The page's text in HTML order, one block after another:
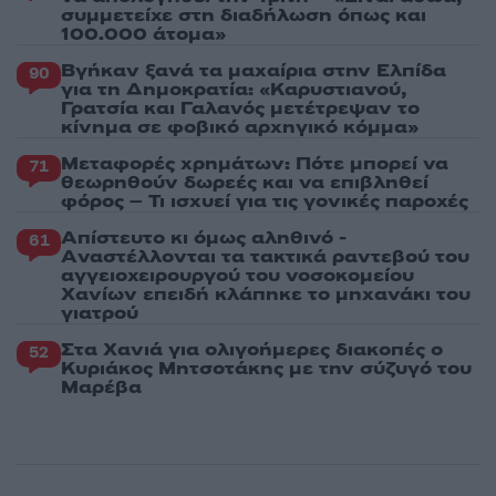
συμμετείχε στη διαδήλωση όπως και
100.000 άτομα»
90 Βγήκαν ξανά τα μαχαίρια στην Ελπίδα
για τη Δημοκρατία: «Καρυστιανού,
Γρατσία και Γαλανός μετέτρεψαν το
κίνημα σε φοβικό αρχηγικό κόμμα»
71 Μεταφορές χρημάτων: Πότε μπορεί να
θεωρηθούν δωρεές και να επιβληθεί
φόρος – Τι ισχυεί για τις γονικές παροχές
61 Απίστευτο κι όμως αληθινό -
Aναστέλλονται τα τακτικά ραντεβού του
αγγειοχειρουργού του νοσοκομείου
Χανίων επειδή κλάπηκε το μηχανάκι του
γιατρού
52 Στα Χανιά για ολιγοήμερες διακοπές ο
Κυριάκος Μητσοτάκης με την σύζυγό του
Μαρέβα